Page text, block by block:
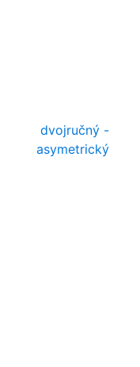
dvojručný -
asymetrický